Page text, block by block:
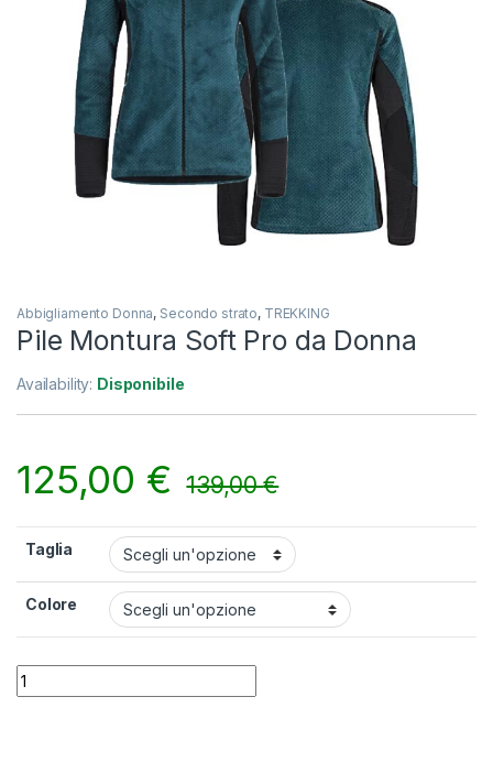
Abbigliamento Donna, Secondo strato, TREKKING
Pile Montura Soft Pro da Donna
Availability: Disponibile
125,00 € 139,00€
Taglia
Colore
Pile Montura Soft Pro da Donna quantity